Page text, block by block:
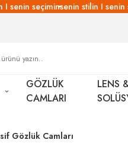
senin seçiminsenin stilin I senin
GÖZLÜK
CAMLARI
LENS
Gözlük Camları